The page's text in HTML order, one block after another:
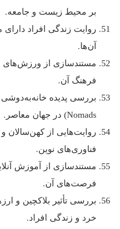
بر محیط زیست و جامعه.
روایت زندگی افراد دارای
آن‌ها.
فرهنگ آن.
Nomads) در جهان معاصر.
روایت‌هایی از کهن‌سالان و
فناوری‌های نوین.
مستندسازی از آموزش
فرصت‌های آن.
بررسی تأثیر بلاکچین و
خرد و زندگی افراد.